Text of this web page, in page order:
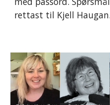
rettast til Kjell Haugan.